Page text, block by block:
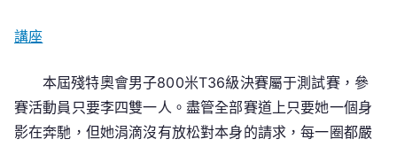
講座
本屆殘特奧會男子800米T36級決賽屬于測試賽，參
賽活動員只要李四雙一人。盡管全部賽道上只要她一個身
影在奔馳，但她涓滴沒有放松對本身的請求，每一圈都嚴